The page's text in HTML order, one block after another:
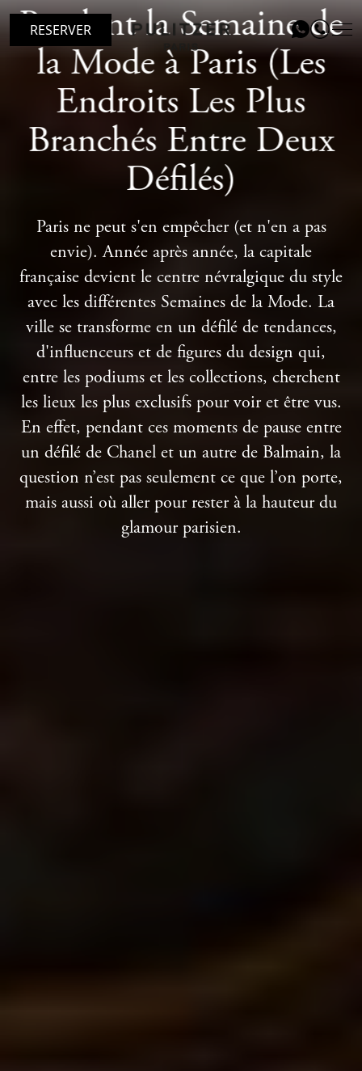
RESERVER
ADRESSE
CHAMBRES
LE PATIO RESTAURANT
OFFRIR
ÉVÉNEMENTS
BLOG
GALERIE
À PROPOS DE NOUS
B CORP
RESERVER
+33 1 53 34 98 10
Pendant la Semaine de
la Mode à Paris (Les
Endroits Les Plus
Branchés Entre Deux
Défilés)
Paris ne peut s'en empêcher (et n'en a pas
envie). Année après année, la capitale
française devient le centre névralgique du style
avec les différentes Semaines de la Mode. La
ville se transforme en un défilé de tendances,
d'influenceurs et de figures du design qui,
entre les podiums et les collections, cherchent
les lieux les plus exclusifs pour voir et être vus.
En effet, pendant ces moments de pause entre
un défilé de Chanel et un autre de Balmain, la
question n’est pas seulement ce que l’on porte,
mais aussi où aller pour rester à la hauteur du
glamour parisien.